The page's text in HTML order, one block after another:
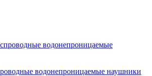
водонепроницаемые наушники